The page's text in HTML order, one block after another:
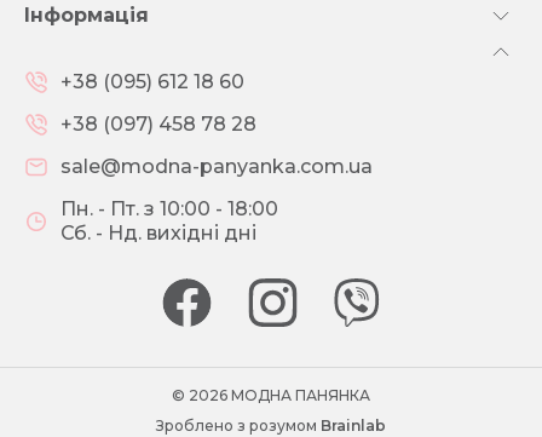
Інформація
+38 (095) 612 18 60
+38 (097) 458 78 28
sale@modna-panyanka.com.ua
Пн. - Пт. з 10:00 - 18:00
Сб. - Нд. вихідні дні
© 2026 МОДНА ПАНЯНКА
Зроблено з розумом Brainlab